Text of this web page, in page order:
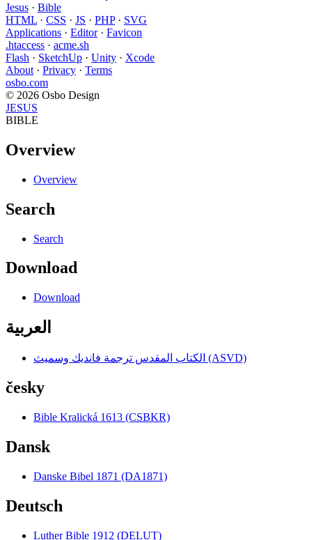
Jesus · Bible
HTML · CSS · JS · PHP· SVG
Applications · Editor· Favicon
.htaccess · acme.sh
Flash · SketchUp · Unity · Xcode
About · Privacy · Terms
osbo.com
© 2026 Osbo Design
JESUS
BIBLE
Overview
Overview
Search
Search
Download
Download
العربية
الكتاب المقدس ترجمة فانديك وسميث (ASVD)
česky
Bible Kralická 1613 (CSBKR)
Dansk
Danske Bibel 1871 (DA1871)
Deutsch
Luther Bible 1912 (DELUT)